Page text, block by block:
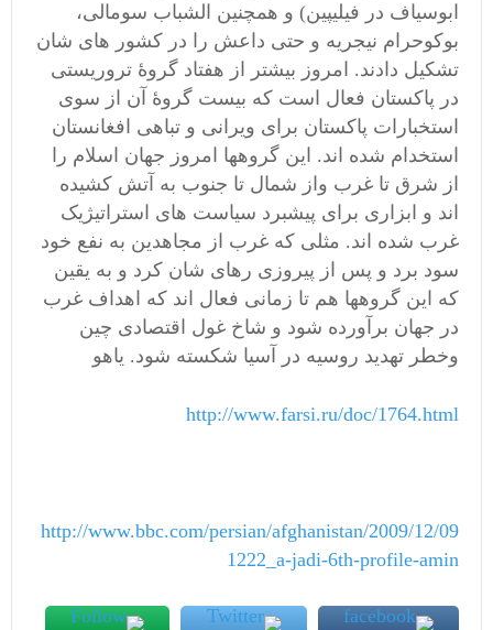
ابوسیاف در فیلیپین) و همچنین الشباب سومالی،
بوکوحرام نیجریه و حتی داعش را در کشور های شان
تشکیل دادند. امروز بیشتر از هفتاد گروۀ تروریستی
در پاکستان فعال است که بیست گروۀ آن از سوی
استخبارات پاکستان برای ویرانی و تباهی افغانستان
استخدام شده اند. این گروهها امروز جهان اسلام را
از شرق تا غرب واز شمال تا جنوب به آتش کشیده
اند و ابزاری برای پیشبرد سیاست های استراتیژیک
غرب شده اند. مثلی که غرب از مجاهدین به نفع خود
سود برد و پس از پیروزی رهای شان کرد و به یقین
که این گروهها هم تا زمانی فعال اند که اهداف غرب
در جهان برآورده شود و شاخ غول اقتصادی چین
وخطر تهدید روسیه در آسیا شکسته شود. یاهو
http://www.farsi.ru/doc/1764.html
http://www.bbc.com/persian/afghanistan/2009/12/09
1222_a-jadi-6th-profile-amin